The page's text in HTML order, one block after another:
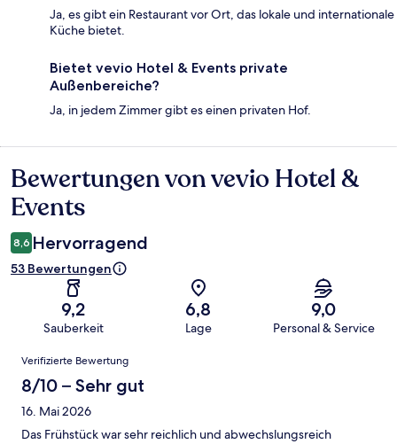
Ja, es gibt ein Restaurant vor Ort, das lokale und internationale
Küche bietet.
Bietet vevio Hotel & Events private
Außenbereiche?
Ja, in jedem Zimmer gibt es einen privaten Hof.
Bewertungen
Bewertungen von vevio Hotel &
Events
8,6 Hervorragend
53 Bewertungen
9,2
Sauberkeit
6,8
Lage
9,0
Personal & Service
Bewertungen
Verifizierte Bewertung
8/10 – Sehr gut
16. Mai 2026
Das Frühstück war sehr reichlich und abwechslungsreich